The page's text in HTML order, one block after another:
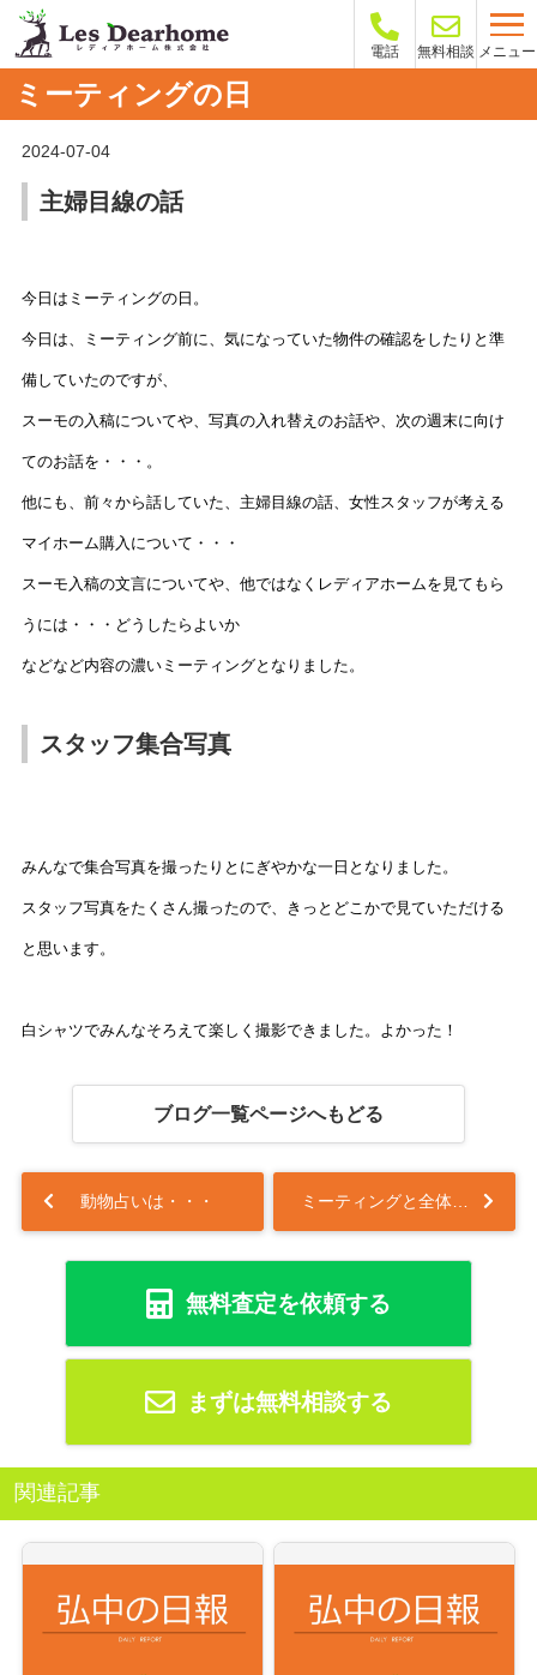
電話 無料相談 メニュー
ミーティングの日
2024-07-04
主婦目線の話
今日はミーティングの日。
今日は、ミーティング前に、気になっていた物件の確認をしたりと準
備していたのですが、
スーモの入稿についてや、写真の入れ替えのお話や、次の週末に向け
てのお話を・・・。
他にも、前々から話していた、主婦目線の話、女性スタッフが考える
マイホーム購入について・・・
スーモ入稿の文言についてや、他ではなくレディアホームを見てもら
うには・・・どうしたらよいか
などなど内容の濃いミーティングとなりました。
スタッフ集合写真
みんなで集合写真を撮ったりとにぎやかな一日となりました。
スタッフ写真をたくさん撮ったので、きっとどこかで見ていただける
と思います。
白シャツでみんなそろえて楽しく撮影できました。よかった！
ブログ一覧ページへもどる
動物占いは・・・
無料査定を依頼する
まずは無料相談する
関連記事